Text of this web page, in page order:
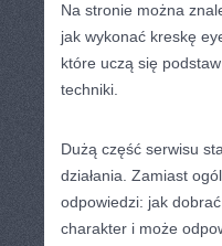
Na stronie można
jak wykonać kreskę
które uczą się
techniki.
Dużą część serwisu
działania. Zamiast
odpowiedzi: jak
charakter i może